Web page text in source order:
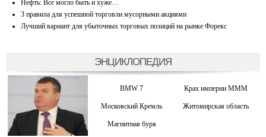
Нефть: Все могло быть и хуже…
3 правила для успешной торговли мусорными акциями
Лучший вариант для убыточных торговых позиций на рынке Форекс
ЭНЦИКЛОПЕДИЯ
BMW 7 Крах империи МММ
Московский Кремль Житомирская область
Магнитная буря